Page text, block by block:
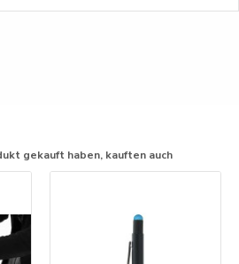
gekauft haben, kauften auch